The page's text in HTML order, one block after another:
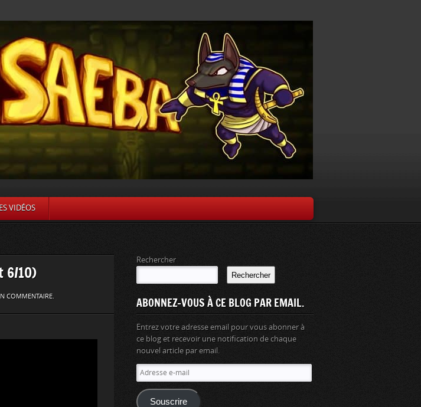
VIDÉOS
6/10)
COMMENTAIRE.
Rechercher
Rechercher
ABONNEZ-VOUS À CE BLOG PAR EMAIL.
Entrez votre adresse email pour vous abonner à
ce blog et recevoir une notification de chaque
nouvel article par email.
Adresse
e-
mail
Souscrire